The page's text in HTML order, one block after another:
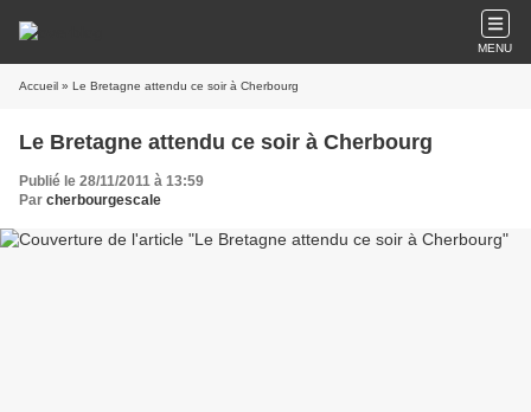
MENU
Accueil » Le Bretagne attendu ce soir à Cherbourg
Le Bretagne attendu ce soir à Cherbourg
Publié le 28/11/2011 à 13:59
Par cherbourgescale